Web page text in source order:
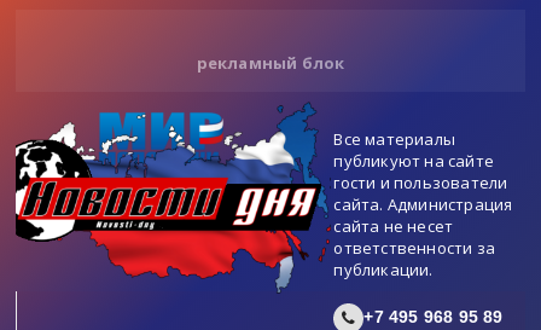
рекламный блок
Все материалы
публикуют на сайте
гости и пользователи
сайта. Администрация
сайта не несет
ответственности за
публикации.
+7 495 968 95 89